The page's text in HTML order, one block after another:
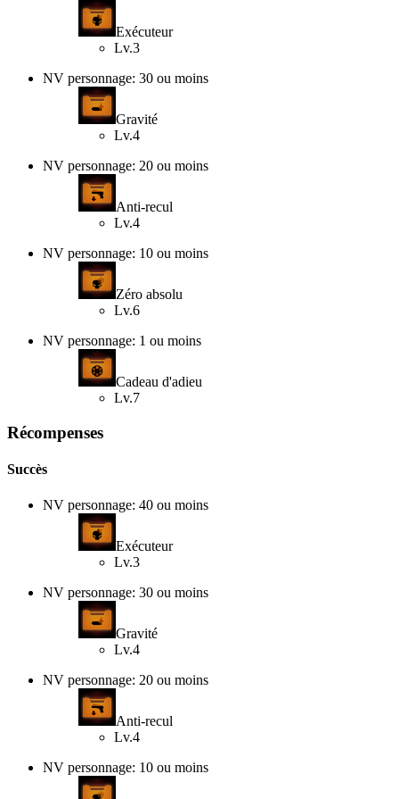
Exécuteur
Lv.3
NV personnage: 30 ou moins
Gravité
Lv.4
NV personnage: 20 ou moins
Anti-recul
Lv.4
NV personnage: 10 ou moins
Zéro absolu
Lv.6
NV personnage: 1 ou moins
Cadeau d'adieu
Lv.7
Récompenses
Succès
NV personnage: 40 ou moins
Exécuteur
Lv.3
NV personnage: 30 ou moins
Gravité
Lv.4
NV personnage: 20 ou moins
Anti-recul
Lv.4
NV personnage: 10 ou moins